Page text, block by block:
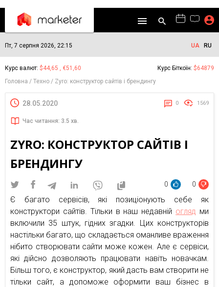
Пт, 7 серпня 2026, 22:15 UA RU
Курс валют: $44,65 , €51,60 Курс Біткоїн: $64879
Головна
Техно Zyro: конструктор сайтів і брендингу
28.05.2020 0 1569
Час читання: 3.5 хв.
ZYRO: КОНСТРУКТОР САЙТІВ І
БРЕНДИНГУ
0 0
Є багато сервісів, які позиціонують себе як
конструктори сайтів. Тільки в наш недавній огляд ми
включили 35 штук, гідних згадки. Цих конструкторів
настільки багато, що складається оманливе враження
нібито створювати сайти може кожен. Але є сервіси,
які дійсно дозволяють працювати навіть новачкам.
Більш того, є конструктор, який дасть вам створити не
тільки сайт, а допоможе оформити ваш бізнес в